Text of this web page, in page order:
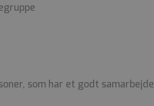
som har et godt samarbejde